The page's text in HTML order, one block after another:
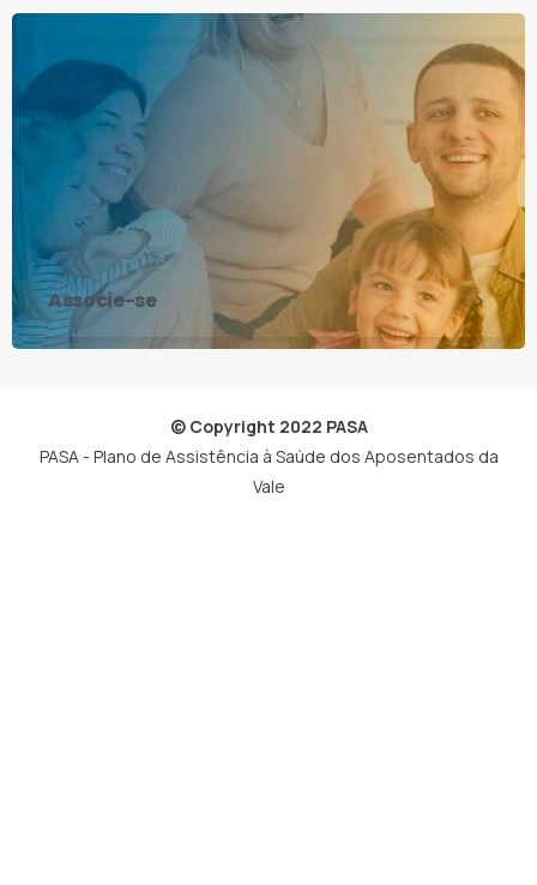
Associe-se
© Copyright 2022 PASA
PASA - Plano de Assistência à Saúde dos Aposentados da
Vale